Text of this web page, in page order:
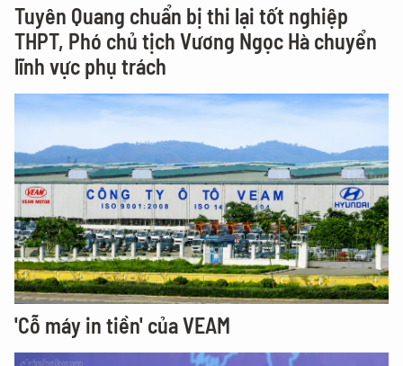
Tuyên Quang chuẩn bị thi lại tốt nghiệp
THPT, Phó chủ tịch Vương Ngọc Hà chuyển
lĩnh vực phụ trách
'Cỗ máy in tiền' của VEAM